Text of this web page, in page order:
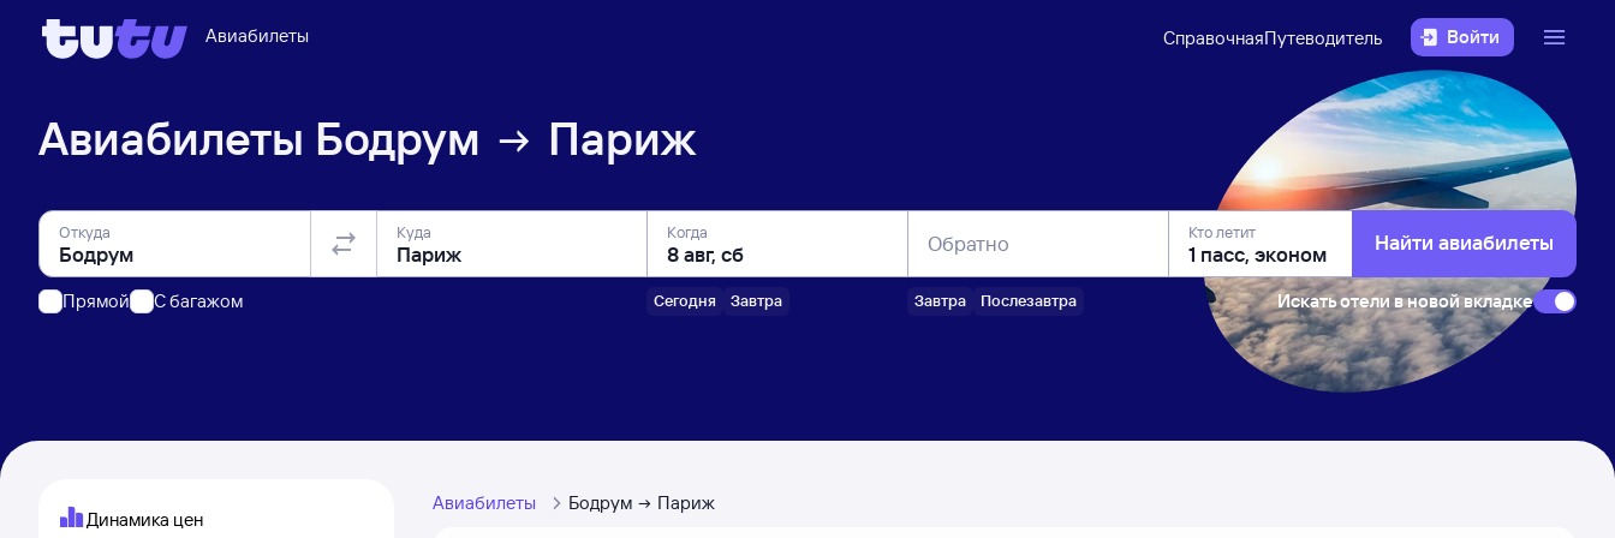
Авиабилеты СправочнаяПутеводитель Войти
Авиабилеты Бодрум Париж
Откуда
Прямой C багажом
Куда Когда
Сегодня Завтра
Обратно
Завтра Послезавтра
Кто летит Найти авиабилеты
Искать отели в новой вкладке
Динамика цен
Авиабилеты Бодрум Париж